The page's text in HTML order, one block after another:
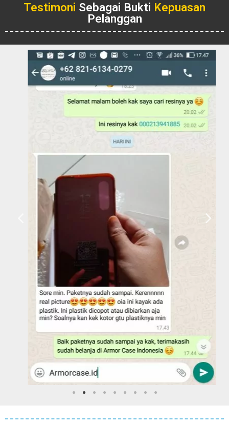
Testimoni Sebagai Bukti Kepuasan
Pelanggan